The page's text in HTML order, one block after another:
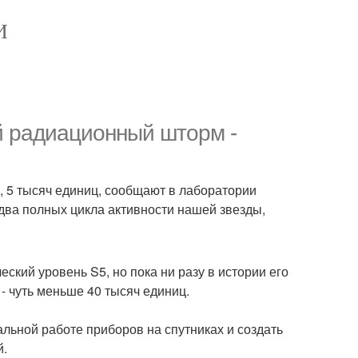
радиационный шторм -
тысяч единиц, сообщают в лаборатории
полных цикла активности нашей звезды,
уровень S5, но пока ни разу в истории его
чуть меньше 40 тысяч единиц.
работе приборов на спутниках и создать